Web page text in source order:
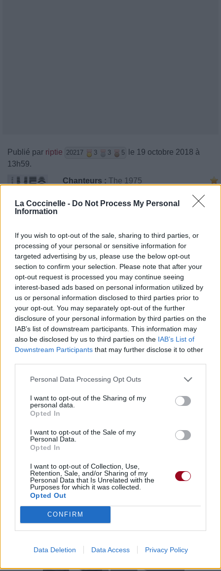
La Coccinelle - Do Not Process My Personal
Information
If you wish to opt-out of the sale, sharing to third parties, or
processing of your personal or sensitive information for
targeted advertising by us, please use the below opt-out
section to confirm your selection. Please note that after your
opt-out request is processed you may continue seeing
interest-based ads based on personal information utilized by
us or personal information disclosed to third parties prior to
your opt-out. You may separately opt-out of the further
disclosure of your personal information by third parties on the
IAB’s list of downstream participants. This information may
also be disclosed by us to third parties on the IAB’s List of
Downstream Participants that may further disclose it to other
Personal Data Processing Opt Outs
I want to opt-out of the Sharing of my
personal data.
Opted In
I want to opt-out of the Sale of my
Personal Data.
Opted In
I want to opt-out of Collection, Use,
Retention, Sale, and/or Sharing of my
Personal Data that Is Unrelated with the
Purposes for which it was collected.
Opted Out
CONFIRM
Data Deletion Data Access Privacy Policy
Publié par riptie 20217 3 3 5
le 19 octobre 2018 à
13h59.
Chanteurs : The 1975
Relationships
Paroles + Traduction Téléchargement
Vidéos
Commentaires
Pour prolonger le plaisir musical :
Vous aimez chanter, apprenez la guitare chez
Télécharger légalement les MP3 sur
Télécharger légalement les MP3 ou trouver le CD sur
Trouver un instrument de musique ou une partition au
meilleur prix sur
Commentaires
Voir la vidéo de «Sincerity Is
Scary»
Concert/Live Concert/Live Concert/Live